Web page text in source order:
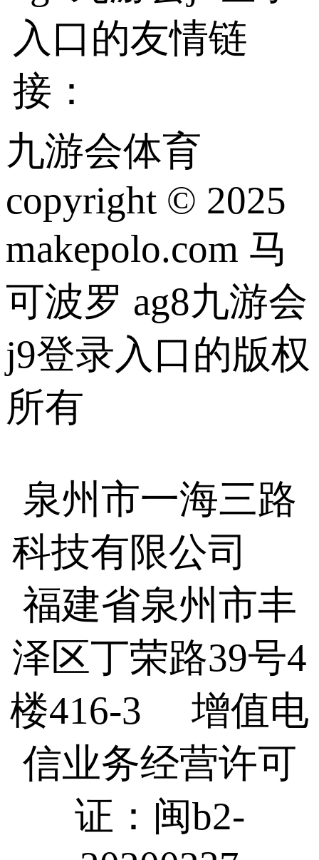
入口的友情链
接：
九游会体育
copyright © 2025
makepolo.com 马
可波罗 ag8九游会
j9登录入口的版权
所有
泉州市一海三路
科技有限公司
福建省泉州市丰
泽区丁荣路39号4
楼416-3 增值电
信业务经营许可
证：闽b2-